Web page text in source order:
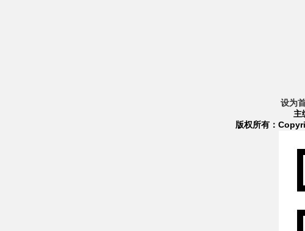
设为
主
版权所有：